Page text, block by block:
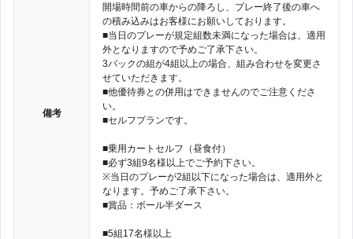
備考
開場時間前の車からの降ろし、プレー終了後の車へ
の積み込みはお客様にお願いしております。
■当日のプレーが規定組数未満になった場合は、適用
外となりますので予めご了承下さい。
3バックの組が4組以上の場合、組み合わせを変更さ
せていただきます。
■他優待券との併用はできませんのでご注意くださ
い。
■セルフプランです。
■乗用カートセルフ（昼食付）
■必ず3組9名様以上でご予約下さい。
※当日のプレーが2組以下になった場合は、適用外と
なります。予めご了承下さい。
■賞品：ボール半ダース
■5組17名様以上